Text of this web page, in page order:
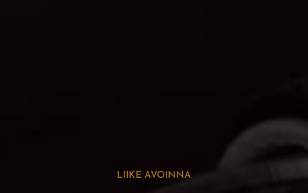
LIIKE AVOINNA